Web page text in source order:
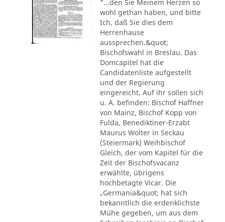
"...den Sie Meinem Herzen so
wohl gethan haben, und bitte
Ich, daß Sie dies dem
Herrenhause
aussprechen.&quot;
Bischofswahl in Breslau. Das
Domcapitel hat die
Candidatenliste aufgestellt
und der Regierung
eingereicht. Auf ihr sollen sich
u. A. befinden: Bischof Haffner
von Mainz, Bischof Kopp von
Fulda, Benediktiner-Erzabt
Maurus Wolter in Seckau
(Steiermark) Weihbischof
Gleich, der vom Kapitel für die
Zeit der Bischofsvacanz
erwählte, übrigens
hochbetagte Vicar. Die
„Germania&quot; hat sich
bekanntlich die erdenklichste
Mühe gegeben, um aus dem